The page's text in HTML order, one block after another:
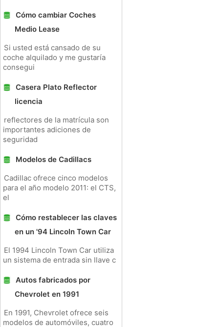
Cómo cambiar Coches
Medio Lease
Si usted está cansado de su
coche alquilado y me gustaría
consegui
Casera Plato Reflector
licencia
reflectores de la matrícula son
importantes adiciones de
seguridad
Modelos de Cadillacs
Cadillac ofrece cinco modelos
para el año modelo 2011: el CTS,
el
Cómo restablecer las claves
en un '94 Lincoln Town Car
El 1994 Lincoln Town Car utiliza
un sistema de entrada sin llave c
Autos fabricados por
Chevrolet en 1991
En 1991, Chevrolet ofrece seis
modelos de automóviles, cuatro